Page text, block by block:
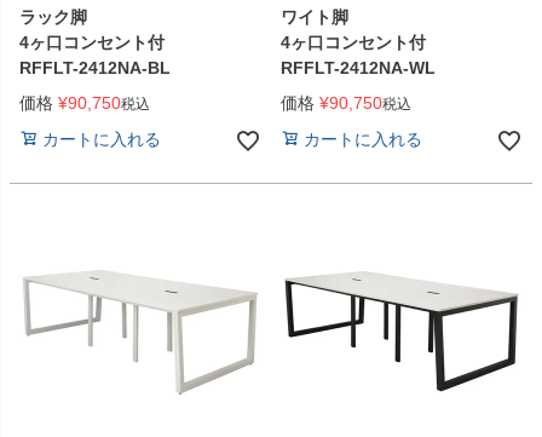
ラック脚
4ヶ口コンセント付
RFFLT-2412NA-BL
価格 ¥90,750税込
カートに入れる
ワイト脚
4ヶ口コンセント付
RFFLT-2412NA-WL
価格 ¥90,750税込
カートに入れる